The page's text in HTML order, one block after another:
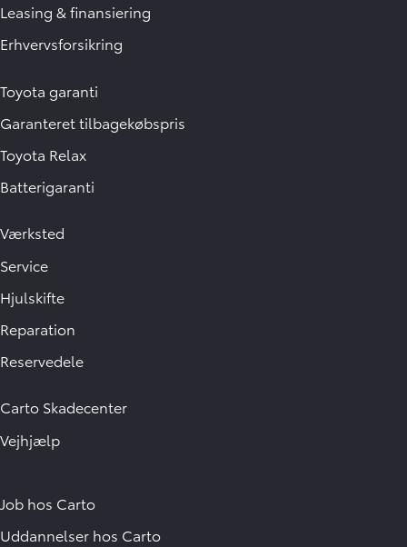
Leasing & finansiering
Erhvervsforsikring
Toyota garanti
Garanteret tilbagekøbspris
Toyota Relax
Batterigaranti
Værksted
Service
Hjulskifte
Reparation
Reservedele
Carto Skadecenter
Vejhjælp
Job hos Carto
Uddannelser hos Carto